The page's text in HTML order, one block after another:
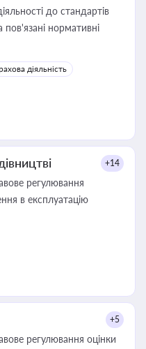
до стандартів
нормативні
діяльність
+14
регулювання
в експлуатацію
+5
регулювання оцінки